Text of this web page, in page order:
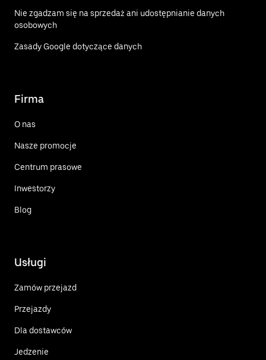
Nie zgadzam się na sprzedaż ani udostępnianie danych
osobowych
Zasady Google dotyczące danych
Firma
O nas
Nasze promocje
Centrum prasowe
Inwestorzy
Blog
Usługi
Zamów przejazd
Przejazdy
Dla dostawców
Jedzenie